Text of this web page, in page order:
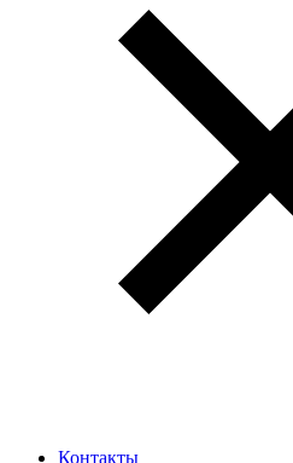
Контакты